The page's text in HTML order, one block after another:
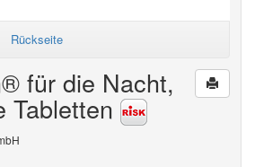
Rückseite
für die Nacht,
Tabletten